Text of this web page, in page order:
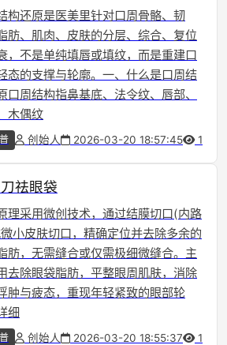
构还原是医美里针对口周骨骼、韧
肪、肌肉、皮肤的分层、综合、复位
，不是单纯填唇或填纹，而是重建口
态的支撑与轮廓。一、什么是口周结
口周结构指鼻基底、法令纹、唇部、
木偶纹
创始人 2026-03-20 18:57:45 1
祛眼袋
理采用微创技术，通过结膜切口(内路
小皮肤切口，精确定位并去除多余的
肪，无需缝合或仅需极细微缝合。主
去除眼袋脂肪，平整眼周肌肤，消除
肿与疲态，重现年轻紧致的眼部轮
细
创始人 2026-03-20 18:55:37 1